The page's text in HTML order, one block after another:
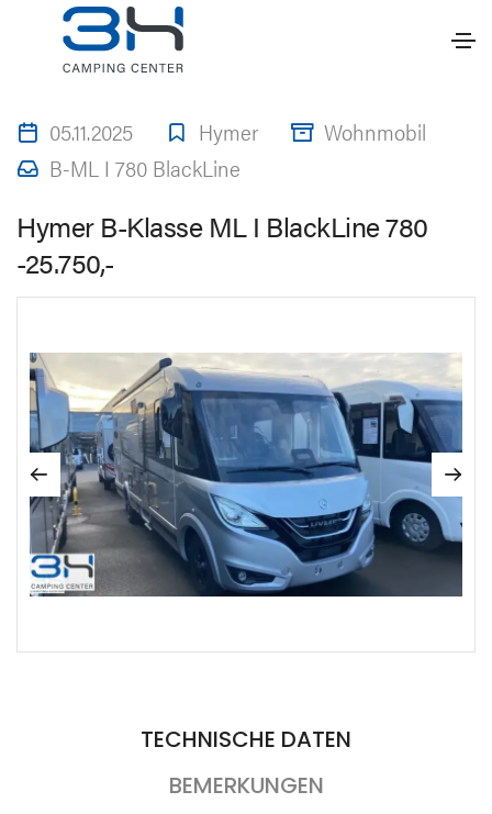
05.11.2025 Hymer
Wohnmobil
B-ML I 780 BlackLine
Hymer B-Klasse ML I BlackLine 780
-25.750,-
TECHNISCHE DATEN
BEMERKUNGEN